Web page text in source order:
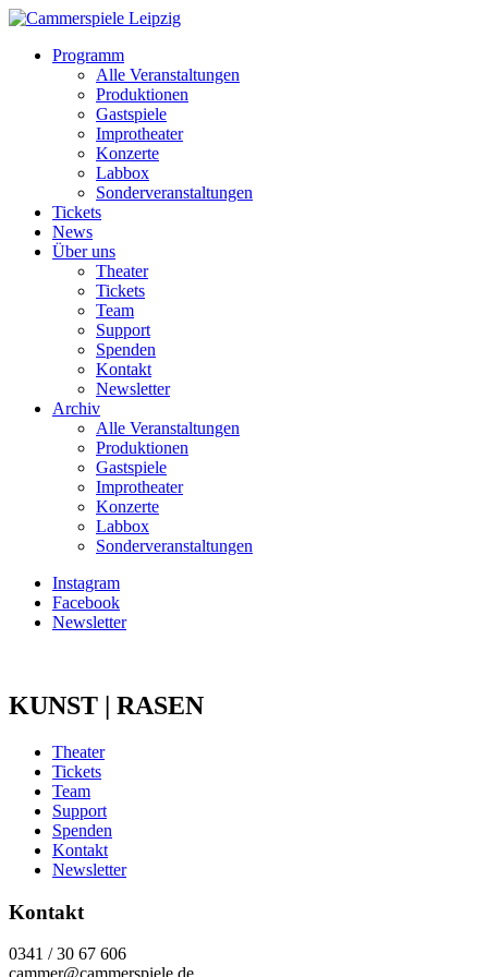
Programm
Alle Veranstaltungen
Produktionen
Gastspiele
Improtheater
Konzerte
Labbox
Sonderveranstaltungen
Tickets
News
Über uns
Theater
Tickets
Team
Support
Spenden
Kontakt
Newsletter
Archiv
Alle Veranstaltungen
Produktionen
Gastspiele
Improtheater
Konzerte
Labbox
Sonderveranstaltungen
Instagram
Facebook
Newsletter
KUNST | RASEN
Theater
Tickets
Team
Support
Spenden
Kontakt
Newsletter
Kontakt
0341 / 30 67 606